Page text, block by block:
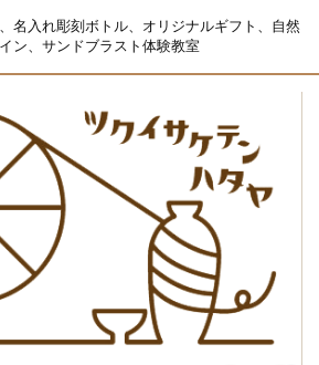
名入れ彫刻ボトル、オリジナルギフト、自然
ン、サンドブラスト体験教室